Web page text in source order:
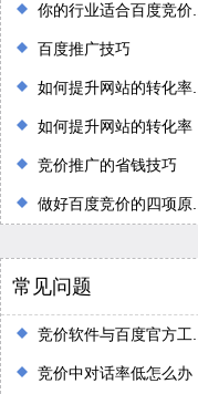
你的行业适合百度竞价...
百度推广技巧
如何提升网站的转化率...
如何提升网站的转化率
竞价推广的省钱技巧
做好百度竞价的四项原...
常见问题
竞价软件与百度官方工...
竞价中对话率低怎么办